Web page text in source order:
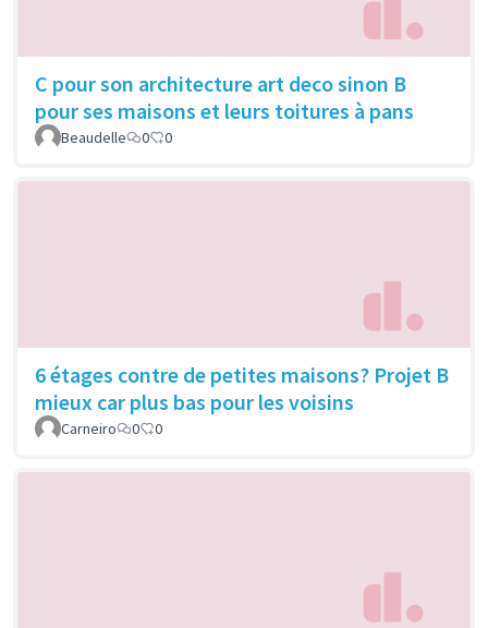
C pour son architecture art deco sinon B
pour ses maisons et leurs toitures à pans
Beaudelle 0 0
6 étages contre de petites maisons? Projet B
mieux car plus bas pour les voisins
Carneiro 0 0